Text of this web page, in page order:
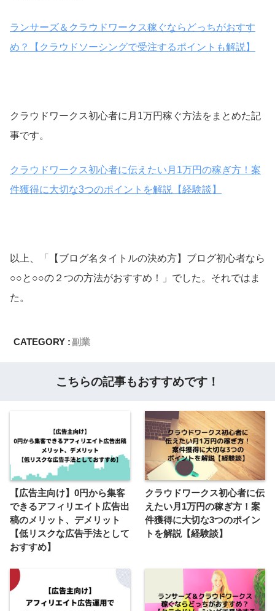
ランサーズ＆クラウドワークス稼ぐならどっちがおすす
め？【クラウドソーシングで受注するポイントも解説】
クラウドワークス初心者に月1万円稼ぐ方法をまとめた記
事です。
クラウドワークス初心者に伝えたい月1万円の稼ぎ方！案
件獲得に大切な3つのポイントを解説【経験談】
以上、「【ブログ名タイトルの決め方】ブログ初心者なら
○○と○○の２つの方法がおすすめ！」でした。それではま
た。
CATEGORY :副業
こちらの記事もおすすめです！
【広告主向け】0円から集客
できるアフィリエイト広告出
稿のメリット、デメリット
【低リスクな広告手法として
おすすめ】
クラウドワークス初心者に伝
えたい月1万円の稼ぎ方！案
件獲得に大切な3つのポイン
トを解説【経験談】